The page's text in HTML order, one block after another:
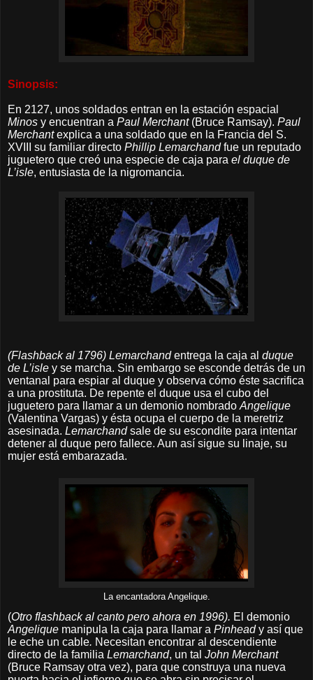
Sinopsis:
En 2127, unos soldados entran en la estación espacial
Minos y encuentran a Paul Merchant(Bruce Ramsay). Paul
Merchantexplica a una soldado que en la Francia del S.
XVIII su familiar directo Phillip Lemarchandfue un reputado
juguetero que creó una especie de caja para el duque de
L’isle, entusiasta de la nigromancia.
(Flashback al 1796) Lemarchandentrega la caja al duque
de L’isle y se marcha. Sin embargo se esconde detrás de un
ventanal para espiar al duque y observa cómo éste sacrifica
a una prostituta. De repente el duque usa el cubo del
juguetero para llamar a un demonio nombrado Angelique
(Valentina Vargas) y ésta ocupa el cuerpo de la meretriz
asesinada. Lemarchandsale de su escondite para intentar
detener al duque pero fallece. Aun así sigue su linaje, su
mujer está embarazada.
La encantadora Angelique.
(Otro flashback al canto pero ahora en 1996). El demonio
Angelique manipula la caja para llamar a Pinheady así que
le eche un cable. Necesitan encontrar al descendiente
directo de la familia Lemarchand, un tal John Merchant
(Bruce Ramsay otra vez), para que construya una nueva